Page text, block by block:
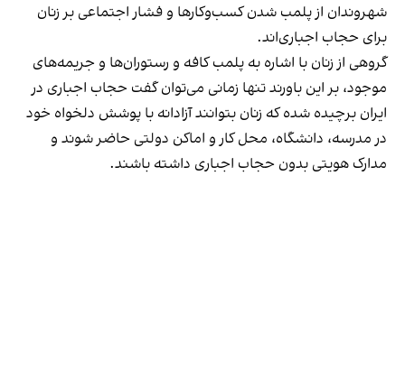
شهروندان از پلمب شدن کسب‌وکارها و فشار اجتماعی بر زنان
برای حجاب اجباری‌اند.
گروهی از زنان با اشاره به پلمب کافه و رستوران‌ها و جریمه‌های
موجود، بر این باورند تنها زمانی می‌توان گفت حجاب اجباری در
ایران برچیده شده که زنان بتوانند آزادانه با پوشش دلخواه خود
در مدرسه، دانشگاه، محل کار و اماکن دولتی حاضر شوند و
مدارک هویتی بدون حجاب اجباری داشته باشند.